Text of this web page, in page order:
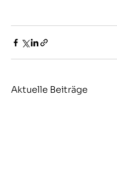
Aktuelle Beiträge